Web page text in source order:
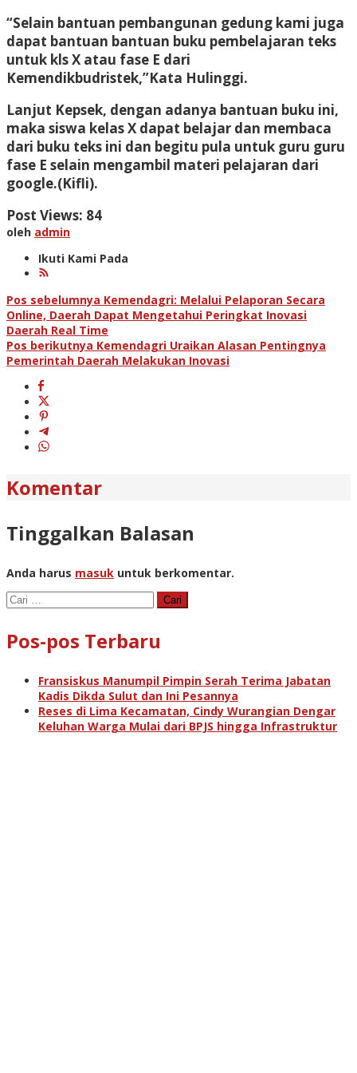
“Selain bantuan pembangunan gedung kami juga
dapat bantuan bantuan buku pembelajaran teks
untuk kls X atau fase E dari
Kemendikbudristek,”Kata Hulinggi.
Lanjut Kepsek, dengan adanya bantuan buku ini,
maka siswa kelas X dapat belajar dan membaca
dari buku teks ini dan begitu pula untuk guru guru
fase E selain mengambil materi pelajaran dari
google.(Kifli).
Post Views: 84
oleh admin
Ikuti Kami Pada
Navigasi
pos
Pos sebelumnya Kemendagri: Melalui Pelaporan Secara
Online, Daerah Dapat Mengetahui Peringkat Inovasi
Daerah Real Time
Pos berikutnya Kemendagri Uraikan Alasan Pentingnya
Pemerintah Daerah Melakukan Inovasi
Komentar
Tinggalkan Balasan
Anda harus masuk untuk berkomentar.
Cari
untuk:
Pos-pos Terbaru
Fransiskus Manumpil Pimpin Serah Terima Jabatan
Kadis Dikda Sulut dan Ini Pesannya
Reses di Lima Kecamatan, Cindy Wurangian Dengar
Keluhan Warga Mulai dari BPJS hingga Infrastruktur